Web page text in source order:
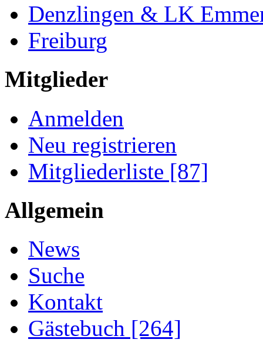
Denzlingen & LK
Freiburg
Mitglieder
Anmelden
Neu registrieren
Mitgliederliste [87]
Allgemein
News
Suche
Kontakt
Gästebuch [264]